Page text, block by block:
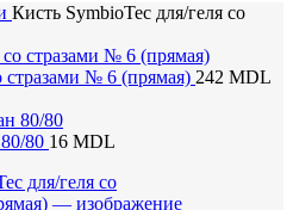
Кисть SymbioTec для/геля со
стразами № 6 (прямая) 242 MDL
80 16 MDL